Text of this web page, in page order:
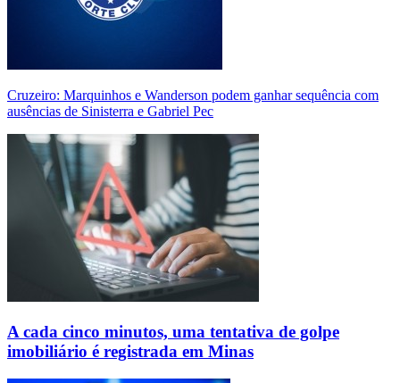
Cruzeiro: Marquinhos e Wanderson podem ganhar sequência com
ausências de Sinisterra e Gabriel Pec
A cada cinco minutos, uma tentativa de golpe
imobiliário é registrada em Minas